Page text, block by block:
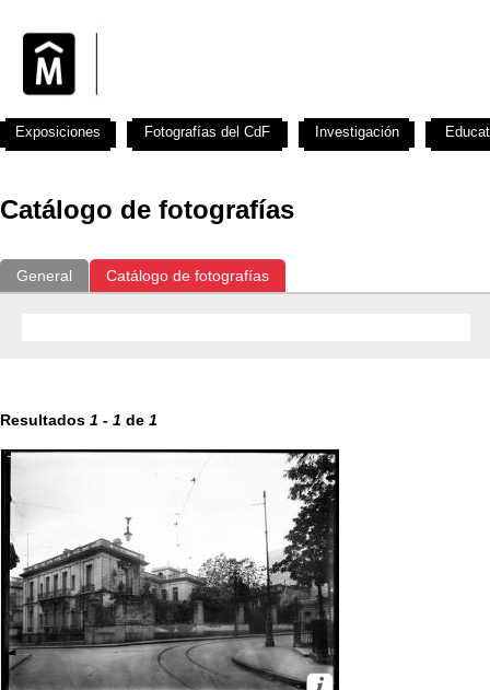
Catálogo de fotografías
General Catálogo de fotografías
Resultados 1 - 1 de 1
Exposiciones Fotografías del CdF Investigación